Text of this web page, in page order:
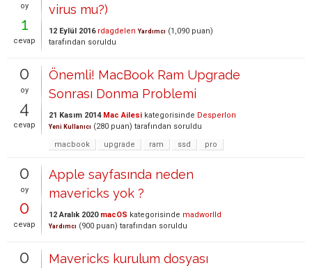
oy
1
cevap
virus mu?)
12 Eylül 2016 rdagdelen Yardımcı (1,090 puan)
tarafından soruldu
0
oy
4
cevap
Önemli! MacBook Ram Upgrade
Sonrası Donma Problemi
21 Kasım 2014 Mac Ailesi kategorisinde Desperlon
Yeni Kullanıcı (280 puan) tarafından soruldu
macbook
upgrade ram ssd pro
0
oy
0
cevap
Apple sayfasında neden
mavericks yok ?
12 Aralık 2020 macOS kategorisinde madworlld
Yardımcı (900 puan) tarafından soruldu
0
Mavericks kurulum dosyası